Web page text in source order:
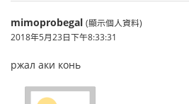
mimoprobegal (顯示個人資料)
2018年5月23日下午8:33:31
ржал аки конь